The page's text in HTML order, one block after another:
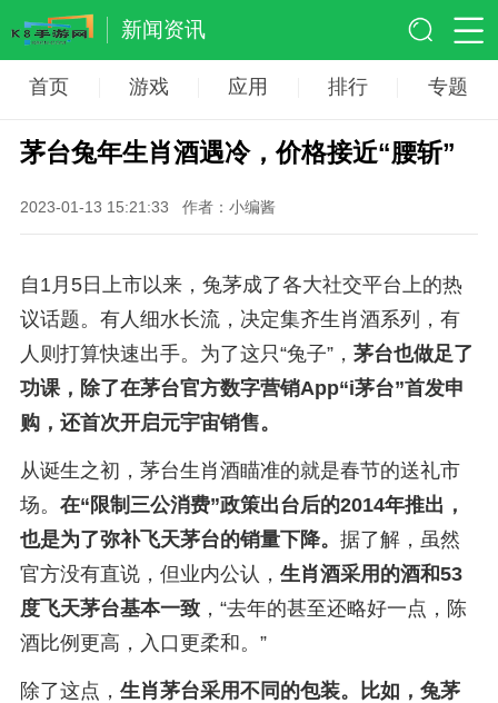
新闻资讯
首页 游戏 应用 排行 专题
茅台兔年生肖酒遇冷，价格接近“腰斩”
2023-01-13 15:21:33 作者：小编酱
自1月5日上市以来，兔茅成了各大社交平台上的热
议话题。有人细水长流，决定集齐生肖酒系列，有
人则打算快速出手。为了这只“兔子”， 茅台也做足了
功课，除了在茅台官方数字营销App“i茅台”首发申
购，还首次开启元宇宙销售。
从诞生之初，茅台生肖酒瞄准的就是春节的送礼市
场。 在“限制三公消费”政策出台后的2014年推出，
也是为了弥补飞天茅台的销量下降。 据了解，虽然
官方没有直说，但业内公认， 生肖酒采用的酒和53
度飞天茅台基本一致，“去年的甚至还略好一点，陈
酒比例更高，入口更柔和。”
除了这点， 生肖茅台采用不同的包装。比如，兔茅